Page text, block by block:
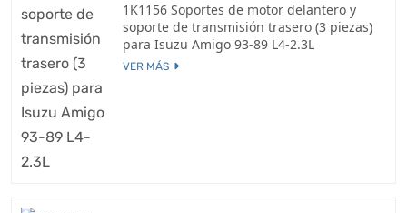
1K1156 Soportes de motor delantero y
soporte de transmisión trasero (3 piezas)
para Isuzu Amigo 93-89 L4-2.3L
VER MÁS